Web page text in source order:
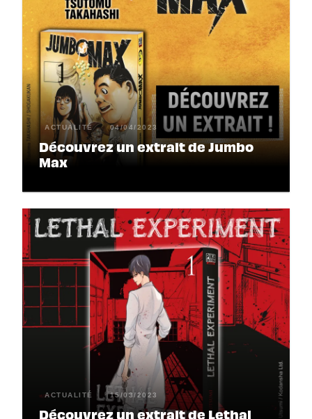
ACTUALITÉ 04/04/2023
Découvrez un extrait de Jumbo
Max
ACTUALITÉ 15/03/2023
Découvrez un extrait de Lethal